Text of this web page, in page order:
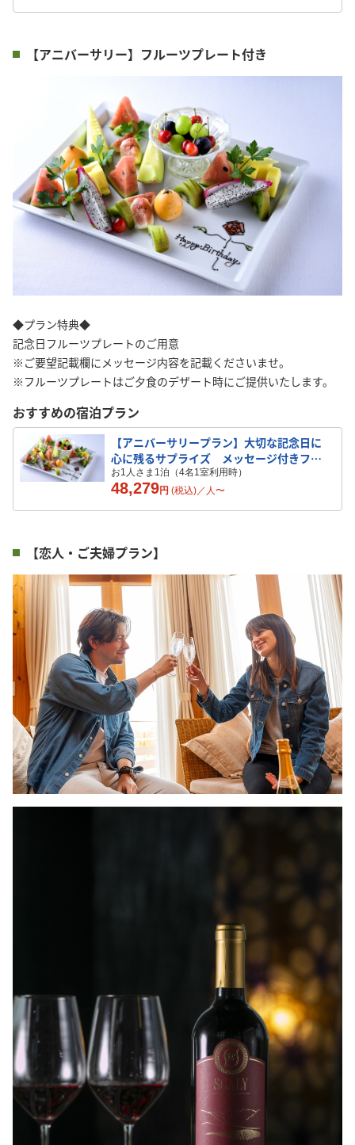
【アニバーサリー】フルーツプレート付き
◆プラン特典◆
記念日フルーツプレートのご用意
※ご要望記載欄にメッセージ内容を記載くださいませ。
※フルーツプレートはご夕食のデザート時にご提供いたします。
おすすめの宿泊プラン
【アニバーサリープラン】大切な記念日に
心に残るサプライズ メッセージ付きフル
ーツプレートのご用意
お1人さま1泊（4名1室利用時）
48,279円 (税込)／ 人〜
【恋人・ご夫婦プラン】